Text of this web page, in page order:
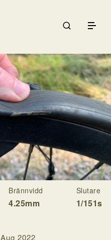
Träning
Cykling
Rodd
Kontakta
Logga in
Brännvidd
4.25mm
Slutare
1/151s
2022